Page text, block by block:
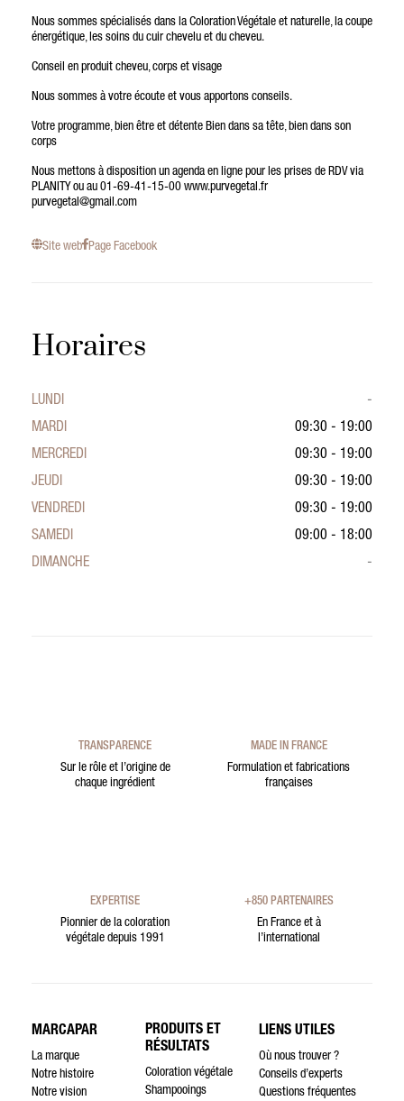
Nous sommes spécialisés dans la Coloration Végétale et naturelle, la coupe
énergétique, les soins du cuir chevelu et du cheveu.
Conseil en produit cheveu, corps et visage
Nous sommes à votre écoute et vous apportons conseils.
Votre programme, bien être et détente Bien dans sa tête, bien dans son
corps
Nous mettons à disposition un agenda en ligne pour les prises de RDV via
PLANITY ou au 01-69-41-15-00 www.purvegetal.fr
purvegetal@gmail.com
Site web Page Facebook
Horaires
LUNDI
-
MARDI
09:30 - 19:00
MERCREDI
09:30 - 19:00
JEUDI
09:30 - 19:00
VENDREDI
09:30 - 19:00
SAMEDI
09:00 - 18:00
DIMANCHE
-
TRANSPARENCE
Sur le rôle et l’origine de
chaque ingrédient
MADE IN FRANCE
Formulation et fabrications
françaises
EXPERTISE
Pionnier de la coloration
végétale depuis 1991
+850 PARTENAIRES
En France et à
l’international
MARCAPAR
La marque
Notre histoire
Notre vision
PRODUITS ET
RÉSULTATS
Coloration végétale
Shampooings
LIENS UTILES
Où nous trouver ?
Conseils d’experts
Questions fréquentes